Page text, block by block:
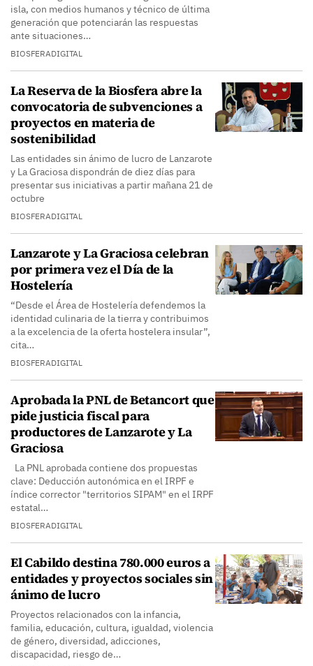
isla, con medios humanos y técnico de última
generación que potenciarán las respuestas
ante situaciones…
BIOSFERADIGITAL
La Reserva de la Biosfera abre la
convocatoria de subvenciones a
proyectos en materia de
sostenibilidad
Las entidades sin ánimo de lucro de Lanzarote
y La Graciosa dispondrán de diez días para
presentar sus iniciativas a partir mañana 21 de
octubre
BIOSFERADIGITAL
Lanzarote y La Graciosa celebran
por primera vez el Día de la
Hostelería
“Desde el Área de Hostelería defendemos la
identidad culinaria de la tierra y contribuimos
a la excelencia de la oferta hostelera insular”,
cita…
BIOSFERADIGITAL
Aprobada la PNL de Betancort que
pide justicia fiscal para
productores de Lanzarote y La
Graciosa
La PNL aprobada contiene dos propuestas
clave: Deducción autonómica en el IRPF e
índice corrector "territorios SIPAM" en el IRPF
estatal…
BIOSFERADIGITAL
El Cabildo destina 780.000 euros a
entidades y proyectos sociales sin
ánimo de lucro
Proyectos relacionados con la infancia,
familia, educación, cultura, igualdad, violencia
de género, diversidad, adicciones,
discapacidad, riesgo de…